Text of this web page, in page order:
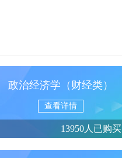
政治经济学（财经类）
查看详情
13950人已购买